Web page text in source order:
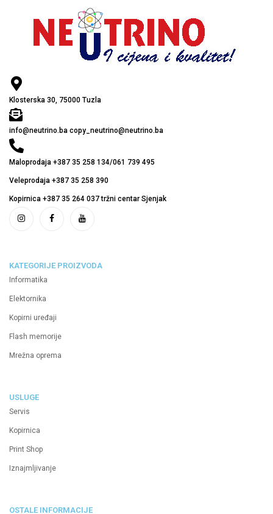
Klosterska 30, 75000 Tuzla
info@neutrino.ba copy_neutrino@neutrino.ba
Maloprodaja +387 35 258 134/061 739 495
Veleprodaja +387 35 258 390
Kopirnica +387 35 264 037 tržni centar Sjenjak
KATEGORIJE PROIZVODA
Informatika
Elektornika
Kopirni uređaji
Flash memorije
Mrežna oprema
USLUGE
Servis
Kopirnica
Print Shop
Iznajmljivanje
OSTALE INFORMACIJE